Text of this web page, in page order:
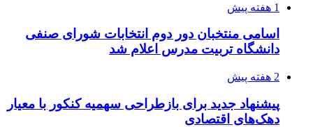
1 هفته پیش
اسامی منتخبان دور دوم انتخابات شورای صنفی
دانشگاه تربیت مدرس اعلام شد
2 هفته پیش
پیشنهاد جدید برای بازطراحی سهمیه کنکور با معیار
دهک‌های اقتصادی